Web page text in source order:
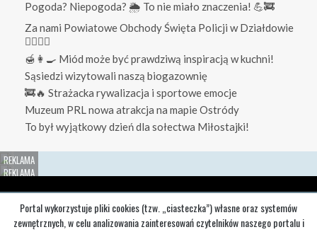
Pogoda? Niepogoda? 🌦️ To nie miało znaczenia! 💪🚒
Za nami Powiatowe Obchody Święta Policji w Działdowie
👮‍♀️👮‍♂️
🍯👩‍🍳 Miód może być prawdziwą inspiracją w kuchni!
Sąsiedzi wizytowali naszą biogazownię
🚒🔥 Strażacka rywalizacja i sportowe emocje
Muzeum PRL nowa atrakcja na mapie Ostródy
To był wyjątkowy dzień dla sołectwa Miłostajki!
Regulaminy Regulamin portalu Polityka prywatności
Portal wykorzystuje pliki cookies (tzw. „ciasteczka”) własne oraz systemów
zewnętrznych, w celu analizowania zainteresowań czytelników naszego portalu i